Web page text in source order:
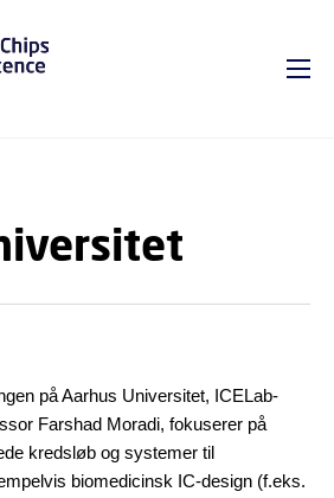
på Aarhus Universitet, ICELab-
Farshad Moradi, fokuserer på
kredsløb og systemer til
biomedicinsk IC-design (f.eks.